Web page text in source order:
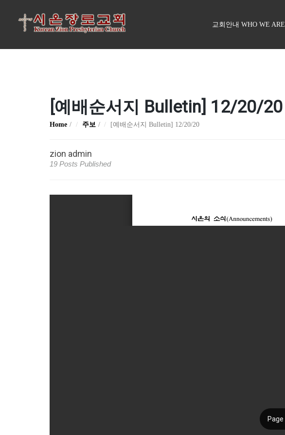
교회안내 WHO WE ARE
[예배순서지 Bulletin] 12/20/20
Home 주보 [예배순서지 Bulletin] 12/20/20
zion admin
19 Posts Published